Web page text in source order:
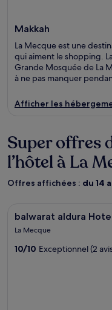
Makkah
La Mecque est une
qui aiment le shopping.
Grande Mosquée de La
à ne pas manquer
Afficher les
Super offres
l’hôtel à La
Offres affichées : du 14
Galerie
d’images
l’hébergement
balwarat aldura
La Mecque
10/10 Exceptionnel (2